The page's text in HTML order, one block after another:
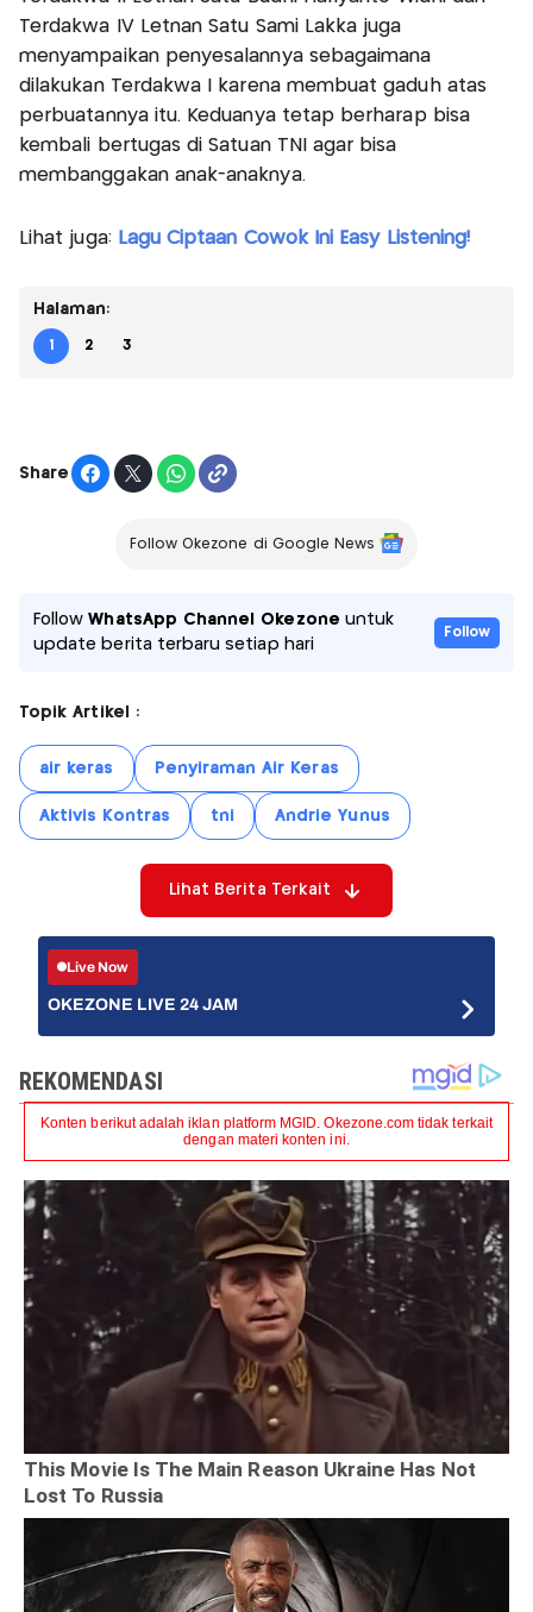
Terdakwa IV Letnan Satu Sami Lakka juga
menyampaikan penyesalannya sebagaimana
dilakukan Terdakwa I karena membuat gaduh atas
perbuatannya itu. Keduanya tetap berharap bisa
kembali bertugas di Satuan TNI agar bisa
membanggakan anak-anaknya.
Lihat juga: Lagu Ciptaan Cowok Ini Easy Listening!
Halaman:
1 2 3
Share
Follow Okezone di Google News
FollowWhatsApp Channel Okezone untuk
update berita terbaru setiap hari
Follow
Topik Artikel :
air keras Penyiraman Air Keras
Aktivis Kontras tni Andrie Yunus
Lihat Berita Terkait
Live Now
OKEZONE LIVE 24 JAM